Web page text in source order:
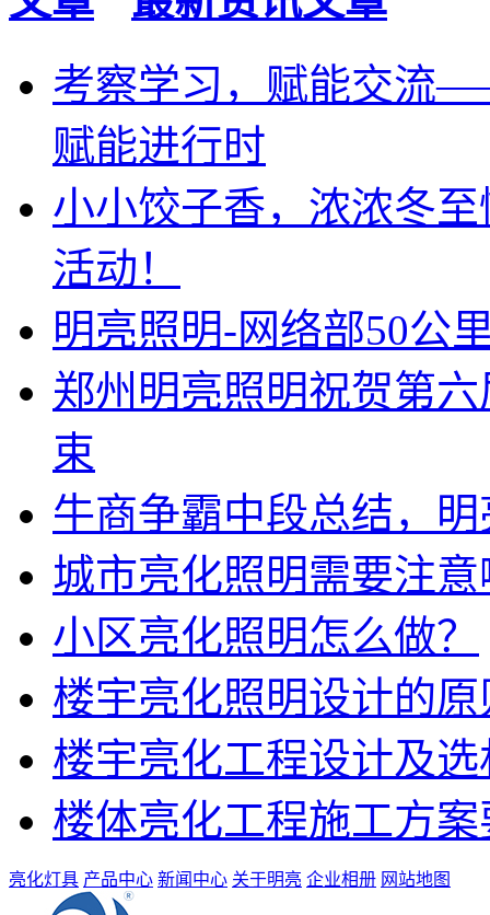
考察学习，赋能交流
赋能进行时
小小饺子香，浓浓冬
活动！
明亮照明-网络部50公
郑州明亮照明祝贺第
束
牛商争霸中段总结，
城市亮化照明需要注意
小区亮化照明怎么做？
楼宇亮化照明设计的
楼宇亮化工程设计及选
楼体亮化工程施工方
亮化灯具 产品中心 新闻中心 关于明亮 企业相册 网站地图